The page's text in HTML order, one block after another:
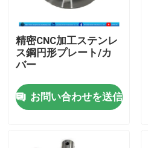
精密CNC加工ステンレ
ス鋼円形プレート/カ
バー
お問い合わせを送信